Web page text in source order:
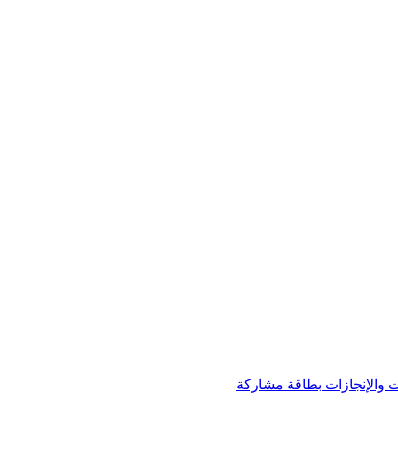
والإنجازات بطاقة مشاركة